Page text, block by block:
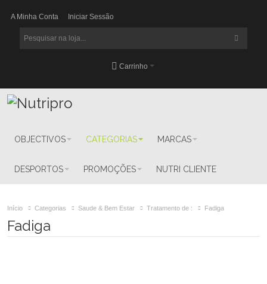
A Minha Conta Iniciar Sessão
Carrinho
OBJECTIVOS CATEGORIAS MARCAS
DESPORTOS PROMOÇÕES NUTRI CLIENTE
Início Categorias Saude & Bem Estar Tratamento de : Fadiga
Fadiga